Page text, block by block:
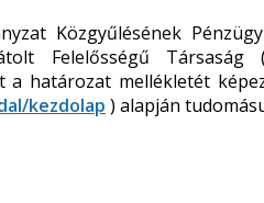
Közgyűlésének
Felelősségű
határozat mellékletét
kezdolap ) alapján